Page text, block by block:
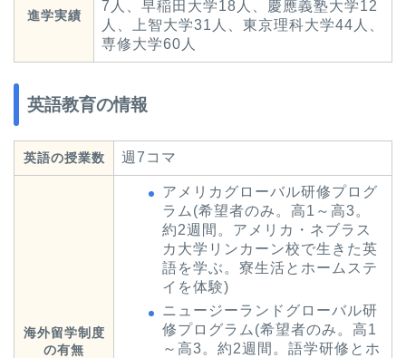
進学実績
7人、早稲田大学18人、慶應義塾大学12
人、上智大学31人、東京理科大学44人、
専修大学60人
英語教育の情報
英語の授業数 週7コマ
海外留学制度
の有無
アメリカグローバル研修プログ
ラム(希望者のみ。高1～高3。
約2週間。アメリカ・ネブラス
カ大学リンカーン校で生きた英
語を学ぶ。寮生活とホームステ
イを体験)
ニュージーランドグローバル研
修プログラム(希望者のみ。高1
～高3。約2週間。語学研修とホ